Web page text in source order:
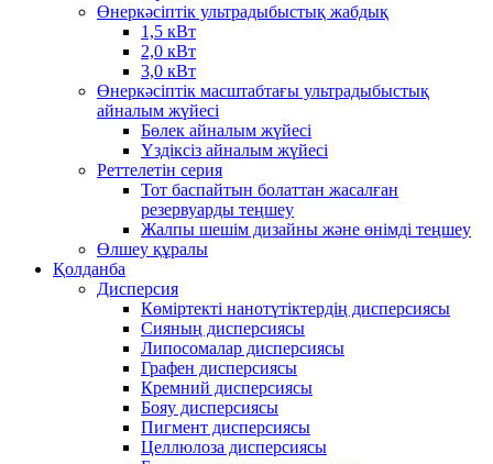
Өнеркәсіптік ультрадыбыстық жабдық
1,5 кВт
2,0 кВт
3,0 кВт
Өнеркәсіптік масштабтағы ультрадыбыстық
айналым жүйесі
Бөлек айналым жүйесі
Үздіксіз айналым жүйесі
Реттелетін серия
Тот баспайтын болаттан жасалған
резервуарды теңшеу
Жалпы шешім дизайны және өнімді теңшеу
Өлшеу құралы
Қолданба
Дисперсия
Көміртекті нанотүтіктердің дисперсиясы
Сияның дисперсиясы
Липосомалар дисперсиясы
Графен дисперсиясы
Кремний дисперсиясы
Бояу дисперсиясы
Пигмент дисперсиясы
Целлюлоза дисперсиясы